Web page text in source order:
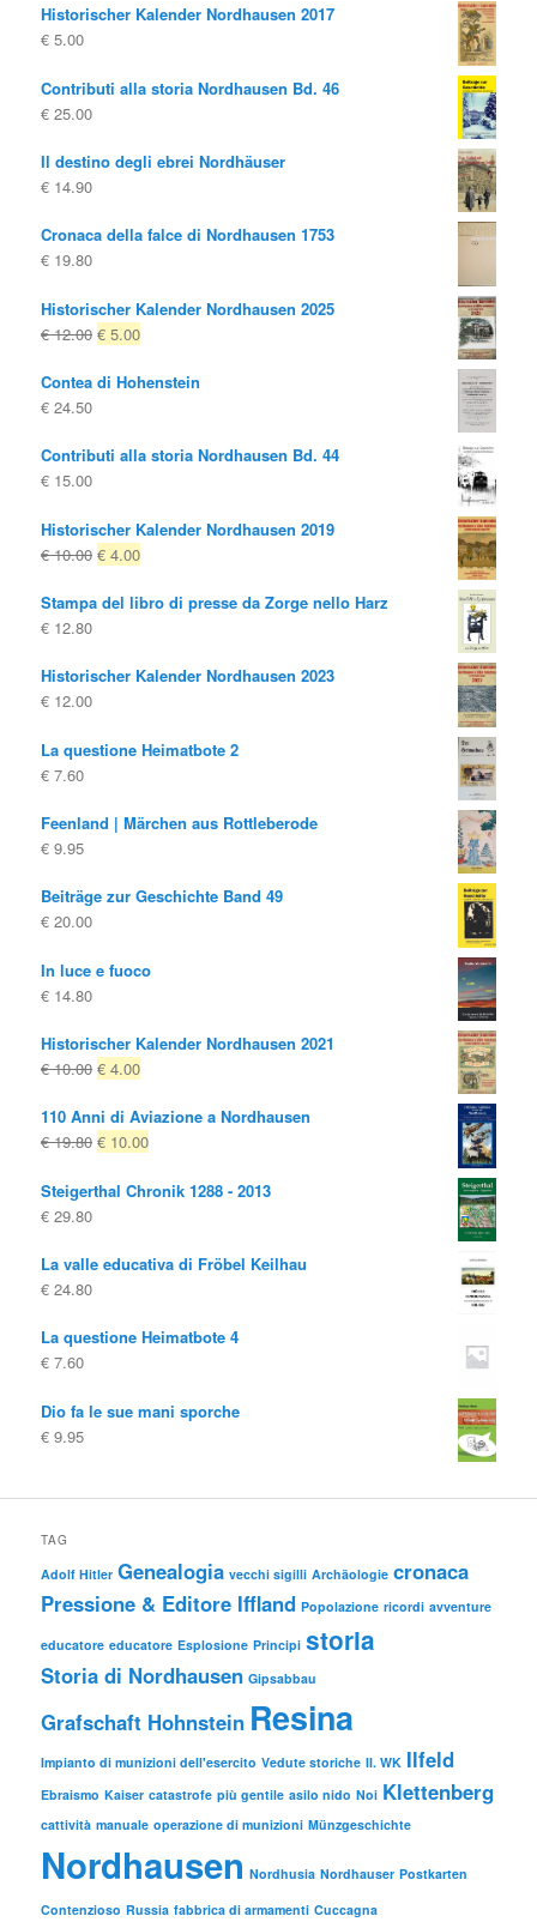
Historischer Kalender Nordhausen 2017
€ 5.00
Contributi alla storia Nordhausen Bd. 46
€ 25.00
Il destino degli ebrei Nordhäuser
€ 14.90
Cronaca della falce di Nordhausen 1753
€ 19.80
Historischer Kalender Nordhausen 2025
€12.00 Il
originale
€ 5.00Il
attuale
Contea di Hohenstein
€ 24.50
Contributi alla storia Nordhausen Bd. 44
€ 15.00
Historischer Kalender Nordhausen 2019
€10.00 Il
originale
€ 4.00Il
attuale
Stampa del libro di presse da Zorge nello Harz
€ 12.80
Historischer Kalender Nordhausen 2023
€ 12.00
La questione Heimatbote 2
€ 7.60
Feenland | Märchen aus Rottleberode
€ 9.95
Beiträge zur Geschichte Band 49
€ 20.00
In luce e fuoco
€ 14.80
Historischer Kalender Nordhausen 2021
€10.00 Il
originale
era:
€ 4.00Il
attuale
è:
110 Anni di Aviazione a Nordhausen
€19.80 Il
originale
€ 10.00Il
attuale
Steigerthal Chronik 1288 - 2013
€ 29.80
La valle educativa di Fröbel Keilhau
€ 24.80
La questione Heimatbote 4
€ 7.60
Dio fa le sue mani sporche
€ 9.95
TAG
Adolf Hitler Genealogia vecchi sigilli Archäologie cronaca
Pressione & Editore Iffland Popolazione ricordi avventure
educatore educatore Esplosione Principi storia
Storia di Nordhausen Gipsabbau
Grafschaft Hohnstein Resina
Impianto di munizioni dell'esercito Vedute storiche II. WK Ilfeld
Ebraismo Kaiser catastrofe più gentile asilo nido Noi Klettenberg
cattività manuale operazione di munizioni Münzgeschichte
Nordhausen Nordhusia Nordhauser Postkarten
Contenzioso Russia fabbrica di armamenti Cuccagna